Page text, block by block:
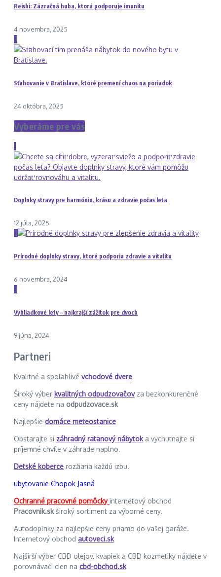
Reishi: Zázračná huba, ktorá podporuje imunitu
4 novembra, 2025
3
Sťahovanie v Bratislave, ktoré premení chaos na poriadok
24 októbra, 2025
Vyberáme pre vás
1
Doplnky stravy pre harmóniu, krásu a zdravie počas leta
12 júla, 2025
2
Prírodné doplnky stravy, ktoré podporia zdravie a vitalitu
6 novembra, 2024
3
Vyhliadkové lety – najkrajší zážitok pre dvoch
9 júna, 2024
Partneri
Kvalitné a spoľahlivé vchodové dvere
Široký výber kvalitných odpudzovačovza bezkonkurenčné
ceny nájdete na odpudzovace.sk
Najlepšie domáce meteostanice
Obstarajte si záhradný ratanový nábytoka vychutnajte si
príjemné chvíle v záhrade naplno.
Detské koberce rozžiaria každú izbu.
ubytovanie Chopok Jasná
Ochranné pracovné pomôckyinternetový obchod
Pracovnik.skširoký sortiment za výborné ceny.
Autodoplnky za najlepšie ceny priamo do vašej garáže.
Internetový obchod autoveci.sk
Najširší výber CBD olejov, kvapiek a CBD kozmetiky nájdete v
porovnávači cien na cbd-obchod.sk